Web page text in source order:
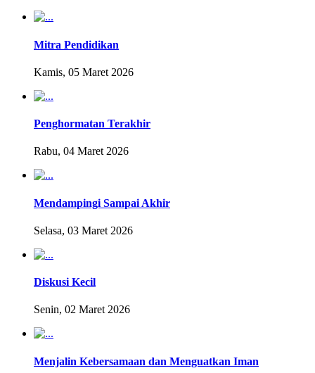
Mitra Pendidikan
Kamis, 05 Maret 2026
Penghormatan Terakhir
Rabu, 04 Maret 2026
Mendampingi Sampai Akhir
Selasa, 03 Maret 2026
Diskusi Kecil
Senin, 02 Maret 2026
Menjalin Kebersamaan dan Menguatkan Iman